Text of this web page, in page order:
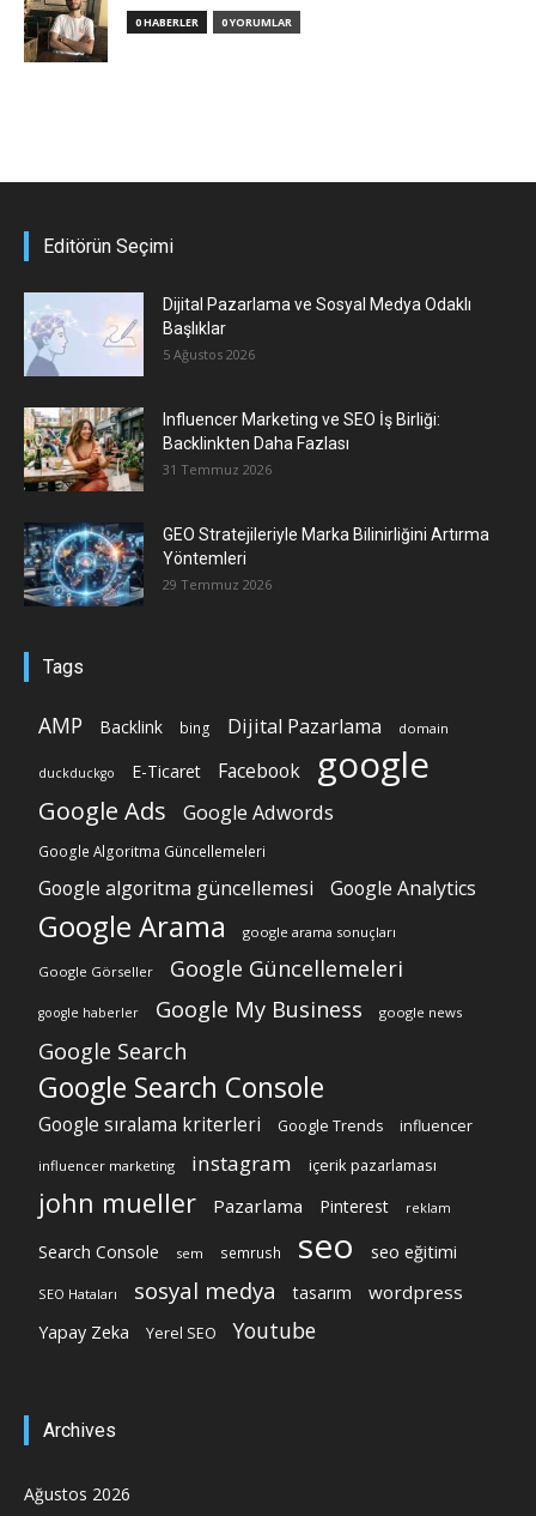
0 HABERLER 0 YORUMLAR
Editörün Seçimi
Dijital Pazarlama ve Sosyal Medya Odaklı
Başlıklar
5 Ağustos 2026
Influencer Marketing ve SEO İş Birliği:
Backlinkten Daha Fazlası
31 Temmuz 2026
GEO Stratejileriyle Marka Bilinirliğini Artırma
Yöntemleri
29 Temmuz 2026
Tags
AMP Backlink bing Dijital Pazarlama domain
duckduckgo E-Ticaret Facebook google
Google Ads Google Adwords
Google Algoritma Güncellemeleri
Google algoritma güncellemesi Google Analytics
Google Arama google arama sonuçları
Google Görseller Google Güncellemeleri
google haberler Google My Business google news
Google Search
Google Search Console
Google sıralama kriterleri Google Trends influencer
influencer marketing instagram içerik pazarlaması
john mueller Pazarlama Pinterest reklam
Search Console sem semrush seo seo eğitimi
SEO Hataları sosyal medya tasarım wordpress
Yapay Zeka Yerel SEO Youtube
Archives
Ağustos 2026